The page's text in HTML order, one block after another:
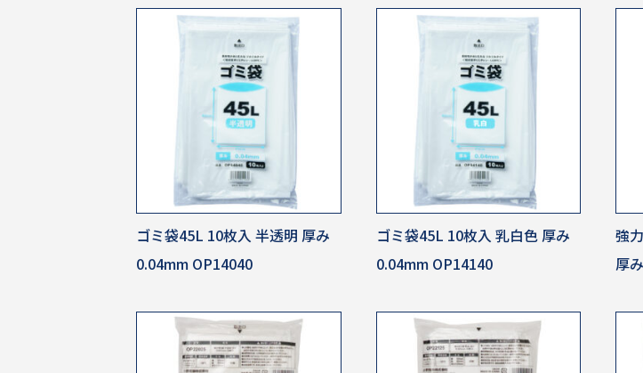
ゴミ袋45L 10枚入 半透明 厚み
0.04mm OP14040
ゴミ袋45L 10枚入 乳白色 厚み
0.04mm OP14140
強
厚